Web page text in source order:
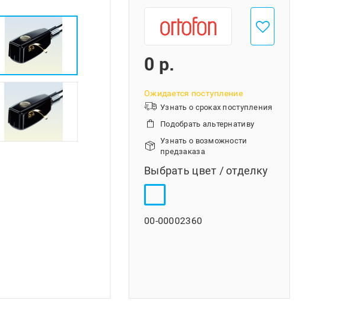
Добавить в избранное
0 p.
Ожидается поступление
Узнать о сроках поступления
Подобрать альтернативу
Узнать о возможности
предзаказа
Выбрать цвет / отделку
00-00002360